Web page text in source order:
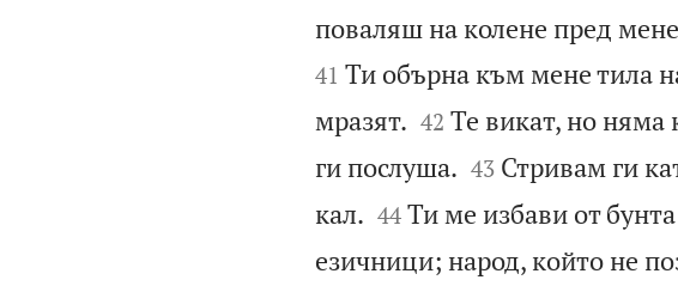
поваляш на колене пред
41 Ти обърна към мене тила
мразят.
42 Те викат, но няма
ги послуша.
43 Стривам ги
кал.
44 Ти ме избави от
езичници; народ, който не